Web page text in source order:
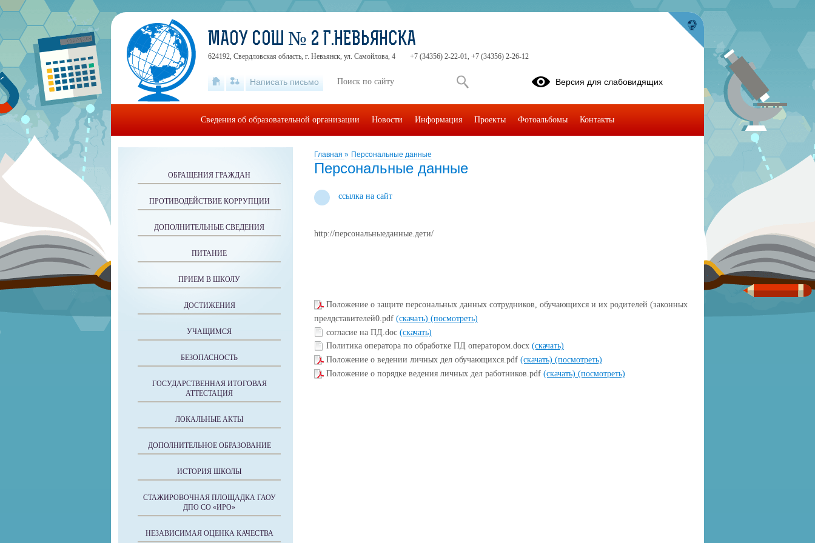
Главная » Персональные данные
Персональные данные
ссылка на сайт
http://персональныеданные.дети/
Положение о защите персональных данных сотрудников, обучающихся и их родителей (законных
прелдставителей0.pdf (скачать) (посмотреть)
согласие на ПД.doc (скачать)
Политика оператора по обработке ПД оператором.docx (скачать)
Положение о ведении личных дел обучающихся.pdf (скачать) (посмотреть)
Положение о порядке ведения личных дел работников.pdf (скачать) (посмотреть)
ОБРАЩЕНИЯ ГРАЖДАН
ПРОТИВОДЕЙСТВИЕ КОРРУПЦИИ
ДОПОЛНИТЕЛЬНЫЕ СВЕДЕНИЯ
ПИТАНИЕ
ПРИЕМ В ШКОЛУ
ДОСТИЖЕНИЯ
УЧАЩИМСЯ
БЕЗОПАСНОСТЬ
ГОСУДАРСТВЕННАЯ ИТОГОВАЯ
АТТЕСТАЦИЯ
ЛОКАЛЬНЫЕ АКТЫ
ДОПОЛНИТЕЛЬНОЕ ОБРАЗОВАНИЕ
ИСТОРИЯ ШКОЛЫ
СТАЖИРОВОЧНАЯ ПЛОЩАДКА ГАОУ
ДПО СО «ИРО»
НЕЗАВИСИМАЯ ОЦЕНКА КАЧЕСТВА
МАОУ СОШ № 2 Г.НЕВЬЯНСКА
624192, Свердловская область, г. Невьянск, ул. Самойлова, 4 +7 (34356) 2-22-01, +7 (34356) 2-26-12
Написать письмо Версия для слабовидящих
Сведения об образовательной организации Новости Информация Проекты Фотоальбомы Контакты